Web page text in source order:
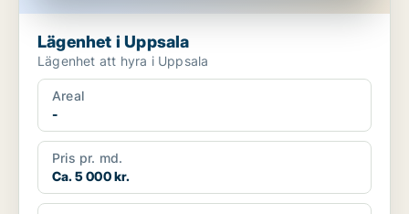
Lägenhet i Uppsala
Lägenhet att hyra i Uppsala
Areal
-
Pris pr. md.
Ca. 5 000 kr.